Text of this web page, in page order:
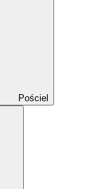
Pościel